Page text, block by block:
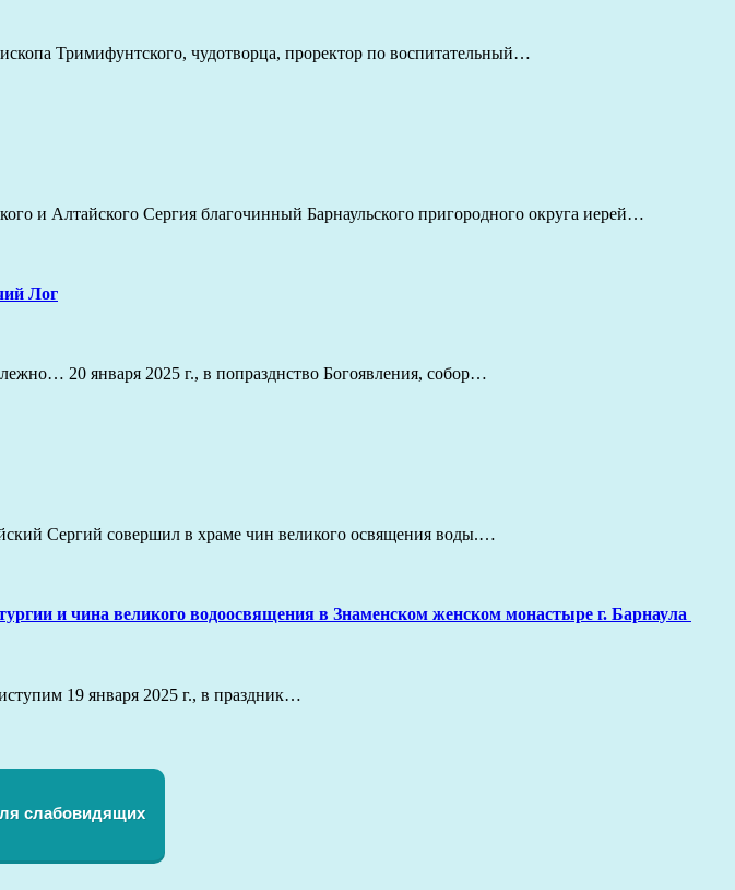
Тримифунтского, чудотворца, проректор по воспитательный…
и Алтайского Сергия благочинный Барнаульского пригородного округа иерей…
Лог
20 января 2025 г., в попразднство Богоявления, собор…
Сергий совершил в храме чин великого освящения воды.…
и чина великого водоосвящения в Знаменском женском монастыре г. Барнаула
19 января 2025 г., в праздник…
слабовидящих